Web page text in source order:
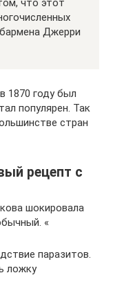
что этот
Джерри
1870 году был
популярен. Так
стран
рецепт с
шокировала
«
паразитов.
ложку